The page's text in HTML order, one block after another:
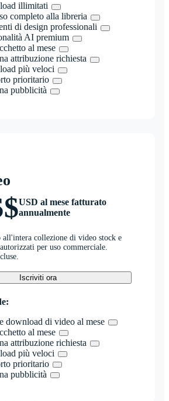
illimitati
completo alla libreria
di design professionali
AI premium
al mese
attribuzione richiesta
più veloci
prioritario
pubblicità
USD al mese fatturato
annualmente
all'intera collezione di video stock e
per uso commerciale.
Iscriviti ora
download di video al mese
al mese
attribuzione richiesta
più veloci
prioritario
pubblicità